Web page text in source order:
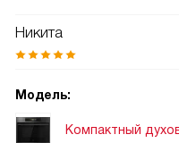
Никита
Модель:
Компактный